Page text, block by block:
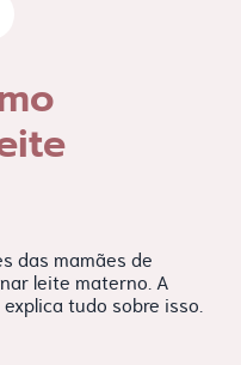
das mamães de
leite materno. A
tudo sobre isso.